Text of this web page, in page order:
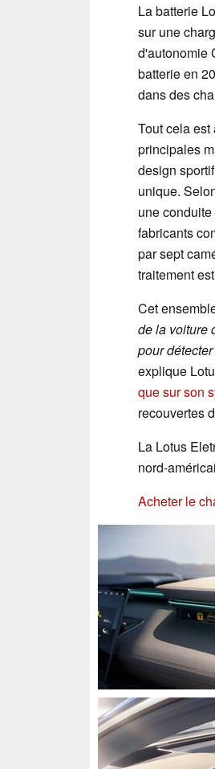
La batterie
sur une
d'autonomie
batterie en
dans des
Tout cela
principales
design
unique.
une
fabricants
par sept
traitement
Cet
de la voiture
pour
explique
que sur son
recouvertes
La Lotus
nord-
Acheter le